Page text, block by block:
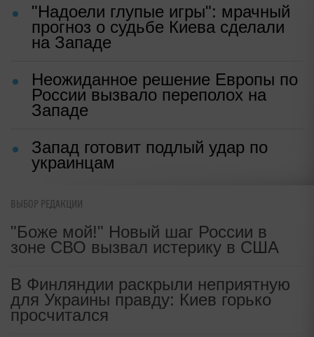
Источник:YouTube ✓ Надежный источник
ПО ТЕМЕ
"Это не выдумка Кремля": на
Западе признали страшную
правду об Украине
прогноз о судьбе Киева сделали
на Западе
Неожиданное решение Европы по
России вызвало переполох на
Западе
Запад готовит подлый удар по
ВЫБОР РЕДАКЦИИ
"Боже мой!" Новый шаг России в
зоне СВО вызвал истерику в США
В Финляндии раскрыли неприятную
для Украины правду: Киев горько
просчитался